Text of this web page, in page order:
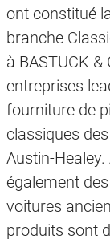
ont constitué
branche
à BASTUCK
entreprises
fourniture de
classiques
Austin-
également
voitures
produits sont